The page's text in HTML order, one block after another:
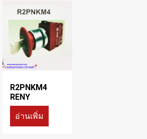
R2PNKM4
RENY
อ่านเพิ่ม